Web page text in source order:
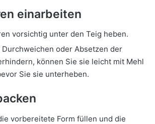
einarbeiten
vorsichtig unter den Teig heben.
Durchweichen oder Absetzen der
können Sie sie leicht mit Mehl
Sie sie unterheben.
vorbereitete Form füllen und die